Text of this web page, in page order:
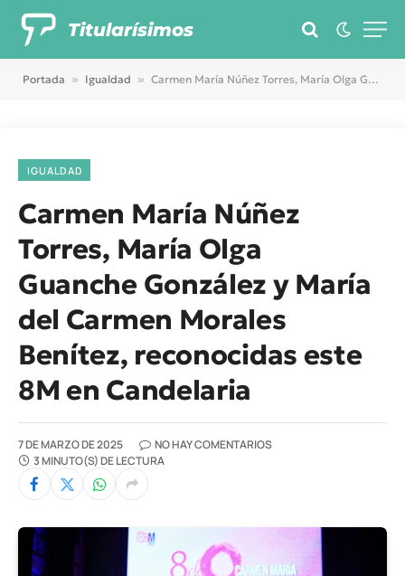
Titularísimos
Portada » Igualdad » Carmen María Núñez Torres, María Olga Guanche González y María del Carmen Morales Benítez, reconocidas este 8M en Candelaria
IGUALDAD
Carmen María Núñez
Torres, María Olga
Guanche González y María
del Carmen Morales
Benítez, reconocidas este
8M en Candelaria
7 DE MARZO DE 2025
NO HAY COMENTARIOS
3 MINUTO(S) DE LECTURA